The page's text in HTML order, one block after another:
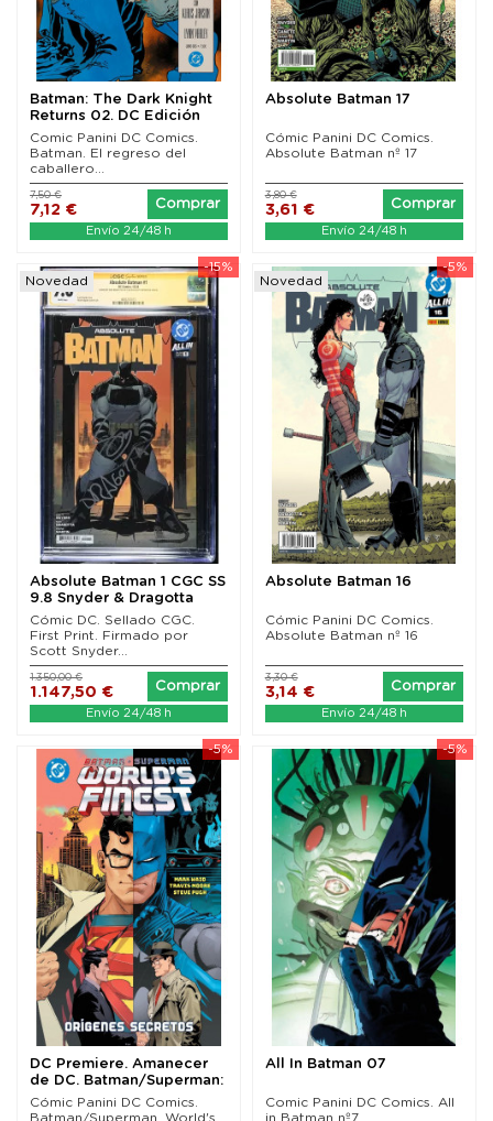
Batman: The Dark Knight
Returns 02. DC Edición
Facsímil
Comic Panini DC Comics.
Batman. El regreso del
caballero...
7,12 €
7,50 €
Comprar
Envío 24/48 h
Absolute Batman 17
Cómic Panini DC Comics.
Absolute Batman nº 17
3,61 €
3,80 €
Comprar
Envío 24/48 h
-15%
Novedad
Absolute Batman 1 CGC SS
9.8 Snyder & Dragotta
Cómic DC. Sellado CGC.
First Print. Firmado por
Scott Snyder...
1.147,50 €
1.350,00 €
Comprar
Envío 24/48 h
-5%
Novedad
Absolute Batman 16
Cómic Panini DC Comics.
Absolute Batman nº 16
3,14 €
3,30 €
Comprar
Envío 24/48 h
-5%
DC Premiere. Amanecer
de DC. Batman/Superman:
World's Finest 05
Cómic Panini DC Comics.
Batman/Superman. World's
-5%
All In Batman 07
Comic Panini DC Comics. All
in Batman nº7